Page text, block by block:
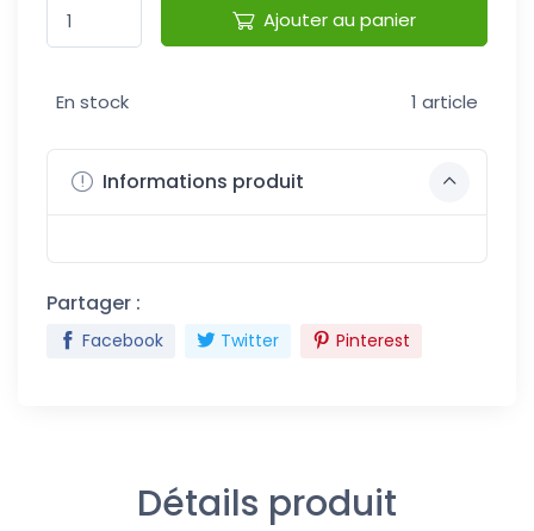
Ajouter au panier
En stock 1 article
Informations produit
Partager :
Facebook Twitter Pinterest
Détails produit